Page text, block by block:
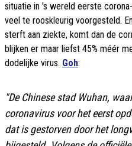
situatie in 's wereld eerste
veel te rooskleurig voorgesteld.
sterft aan ziekte, komt dan de
blijken er maar liefst 45% méér
dodelijke virus. Goh:
"De Chinese stad Wuhan,
coronavirus voor het eerst
dat is gestorven door het